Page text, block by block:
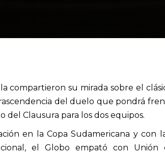
compartieron su mirada sobre el
del duelo que pondrá
Clausura para los dos equipos.
en la Copa Sudamericana y con
el Globo empató con